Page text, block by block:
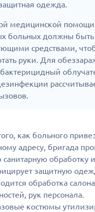
одежда.
медицинской помощи
больных должны
средствами,
руки. Для
как больного
адресу, бригада
обработку и
защитную
обработка
рук персонала.
костюмы